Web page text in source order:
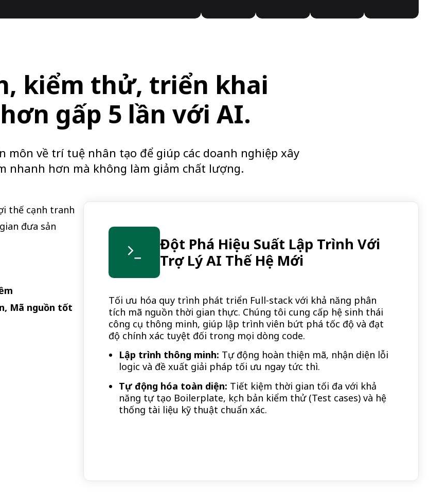
kiểm thử, triển khai
gấp 5 lần với AI.
môn về trí tuệ nhân tạo để giúp các doanh nghiệp xây
nhanh hơn mà không làm giảm chất lượng.
thế cạnh tranh
đưa sản
Mã nguồn tốt
Đột Phá Hiệu Suất Lập Trình Với
Trợ Lý AI Thế Hệ Mới
Tối ưu hóa quy trình phát triển Full-stack với khả năng phân
tích mã nguồn thời gian thực. Chúng tôi cung cấp hệ sinh thái
công cụ thông minh, giúp lập trình viên bứt phá tốc độ và đạt
độ chính xác tuyệt đối trong mọi dòng code.
Lập trình thông minh: Tự động hoàn thiện mã, nhận diện lỗi
logic và đề xuất giải pháp tối ưu ngay tức thì.
Tự động hóa toàn diện: Tiết kiệm thời gian tối đa với khả
năng tự tạo Boilerplate, kịch bản kiểm thử (Test cases) và hệ
thống tài liệu kỹ thuật chuẩn xác.